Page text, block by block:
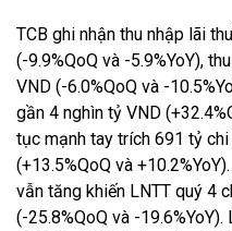
TCB ghi nhận thu nhập lãi
(-9.9%QoQ và -5.9%YoY),
VND (-6.0%QoQ và -
gần 4 nghìn tỷ VND
tục mạnh tay trích 691 tỷ
(+13.5%QoQ và
vẫn tăng khiến LNTT quý 4
(-25.8%QoQ và -